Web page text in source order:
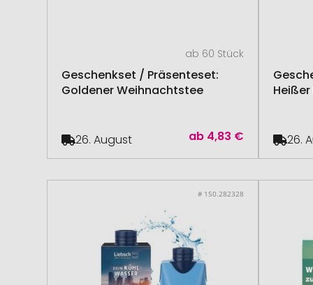
ab 60 Stück
Geschenkset / Präsenteset:
Goldener Weihnachtstee
ab 4,83 €
26. August
Heißer
26.
# 150.282328